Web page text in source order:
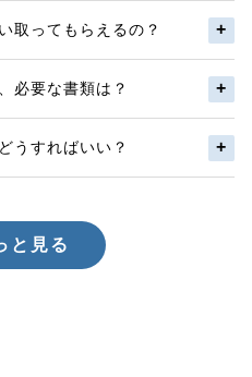
取ってもらえるの？
必要な書類は？
うすればいい？
と見る